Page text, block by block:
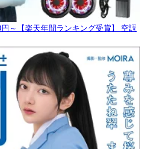
～【楽天年間ランキング受賞】 空調